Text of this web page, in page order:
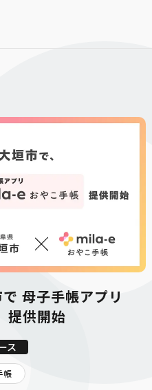
母子手帳アプリ
提供開始
ス
帳